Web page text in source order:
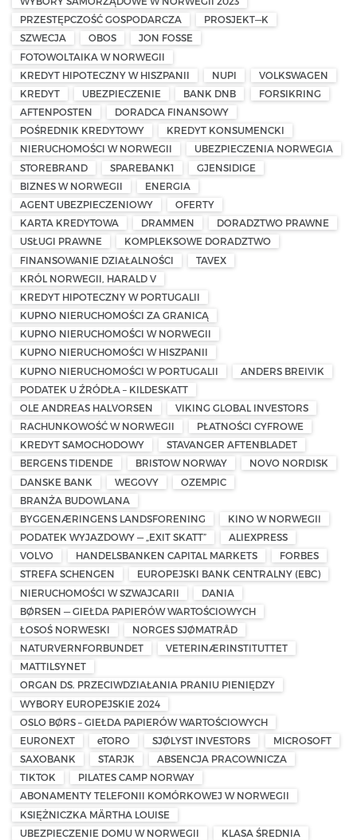
PRZESTĘPCZOŚĆ GOSPODARCZA
PROSJEKT—K
SZWECJA
OBOS
JON FOSSE
FOTOWOLTAIKA W NORWEGII
KREDYT HIPOTECZNY W HISZPANII
NUPI
VOLKSWAGEN
KREDYT
UBEZPIECZENIE BANK DNB
FORSIKRING
AFTENPOSTEN
DORADCA FINANSOWY
POŚREDNIK KREDYTOWY
KREDYT KONSUMENCKI
NIERUCHOMOŚCI W NORWEGII
UBEZPIECZENIA NORWEGIA
STOREBRAND
SPAREBANK1
GJENSIDIGE
BIZNES W NORWEGII
ENERGIA
AGENT UBEZPIECZENIOWY
OFERTY
KARTA KREDYTOWA
DRAMMEN
DORADZTWO PRAWNE
USŁUGI PRAWNE
KOMPLEKSOWE DORADZTWO
FINANSOWANIE DZIAŁALNOŚCI
TAVEX
KRÓL NORWEGII, HARALD V
KREDYT HIPOTECZNY W PORTUGALII
KUPNO NIERUCHOMOŚCI ZA GRANICĄ
KUPNO NIERUCHOMOŚCI W NORWEGII
KUPNO NIERUCHOMOŚCI W HISZPANII
KUPNO NIERUCHOMOŚCI W PORTUGALII
ANDERS BREIVIK
PODATEK U ŹRÓDŁA – KILDESKATT
OLE ANDREAS HALVORSEN
VIKING GLOBAL INVESTORS
RACHUNKOWOŚĆ W NORWEGII
PŁATNOŚCI CYFROWE
KREDYT SAMOCHODOWY
STAVANGER AFTENBLADET
BERGENS TIDENDE
BRISTOW NORWAY
NOVO NORDISK
DANSKE BANK
WEGOVY
OZEMPIC
BRANŻA BUDOWLANA
BYGGENÆRINGENS LANDSFORENING
KINO W NORWEGII
PODATEK WYJAZDOWY — „EXIT SKATT”
ALIEXPRESS
VOLVO
HANDELSBANKEN CAPITAL MARKETS
FORBES
STREFA SCHENGEN
EUROPEJSKI BANK CENTRALNY (EBC)
NIERUCHOMOŚCI W SZWAJCARII
DANIA
BØRSEN — GIEŁDA PAPIERÓW WARTOŚCIOWYCH
ŁOSOŚ NORWESKI
NORGES SJØMATRÅD
NATURVERNFORBUNDET
VETERINÆRINSTITUTTET
MATTILSYNET
ORGAN DS. PRZECIWDZIAŁANIA PRANIU PIENIĘDZY
WYBORY EUROPEJSKIE 2024
OSLO BØRS – GIEŁDA PAPIERÓW WARTOŚCIOWYCH
EURONEXT
eTORO SJØLYST INVESTORS
MICROSOFT
SAXOBANK
STARJK
ABSENCJA PRACOWNICZA
TIKTOK
PILATES CAMP NORWAY
ABONAMENTY TELEFONII KOMÓRKOWEJ W NORWEGII
KSIĘŻNICZKA MÄRTHA LOUISE
UBEZPIECZENIE DOMU W NORWEGII
KLASA ŚREDNIA